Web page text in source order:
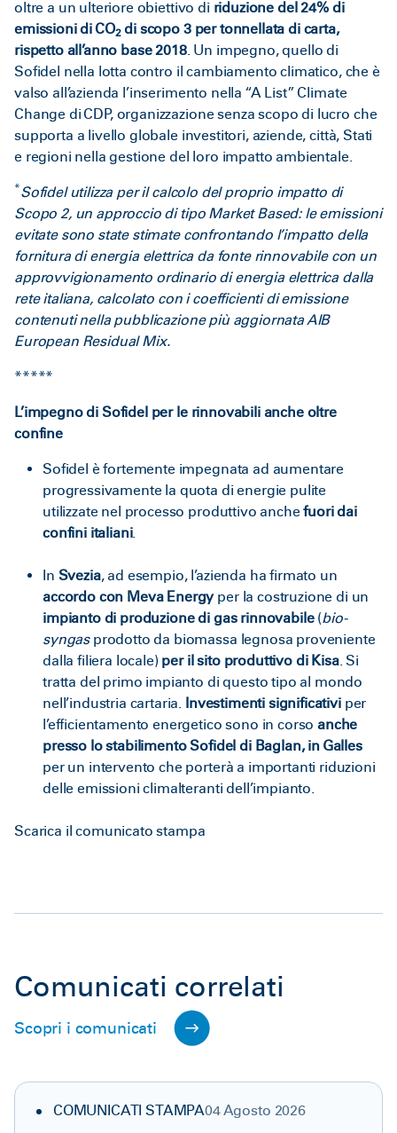
oltre a un ulteriore obiettivo di riduzione del 24% di
emissioni di CO2di scopo 3 per tonnellata di carta,
rispetto all’anno base 2018. Un impegno, quello di
Sofidel nella lotta contro il cambiamento climatico, che è
valso all’azienda l’inserimento nella “A List” Climate
Change di CDP, organizzazione senza scopo di lucro che
supporta a livello globale investitori, aziende, città, Stati
e regioni nella gestione del loro impatto ambientale.
*Sofidel utilizza per il calcolo del proprio impatto di
Scopo 2, un approccio di tipo Market Based: le emissioni
evitate sono state stimate confrontando l’impatto della
fornitura di energia elettrica da fonte rinnovabile con un
approvvigionamento ordinario di energia elettrica dalla
rete italiana, calcolato con i coefficienti di emissione
contenuti nella pubblicazione più aggiornata AIB
European Residual Mix.
*****
L’impegno di Sofidel per le rinnovabili anche oltre
confine
Sofidel è fortemente impegnata ad aumentare
progressivamente la quota di energie pulite
utilizzate nel processo produttivo anchefuori dai
confini italiani.
In Svezia, ad esempio, l’azienda ha firmato un
accordo con Meva Energy per la costruzione di un
impianto di produzione di gas rinnovabile(bio-
syngasprodotto da biomassa legnosa proveniente
dalla filiera locale) per il sito produttivo di Kisa. Si
tratta del primo impianto di questo tipo al mondo
nell’industria cartaria. Investimenti significativiper
l’efficientamento energetico sono in corsoanche
presso lo stabilimento Sofidel di Baglan, in Galles
per un intervento che porterà a importanti riduzioni
delle emissioni climalteranti dell’impianto.
Scarica il comunicato stampa
Comunicati correlati
Scopri i comunicati
COMUNICATI STAMPA04 Agosto 2026